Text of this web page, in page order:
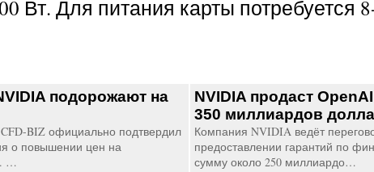
Вт. Для питания карты потребуется
подорожают на
BIZ официально подтвердил
о повышении цен на
…
NVIDIA продаст
350 миллиардов
Компания NVIDIA ведёт
предоставлении гарантий по
сумму около 250 миллиардо…